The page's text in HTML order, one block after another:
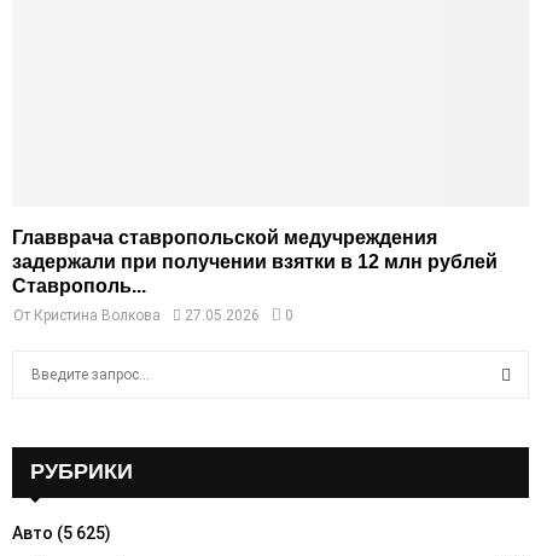
Главврача ставропольской медучреждения
задержали при получении взятки в 12 млн рублей
Ставрополь...
От Кристина Волкова 27.05.2026 0
o
РУБРИКИ
Авто (5 625)